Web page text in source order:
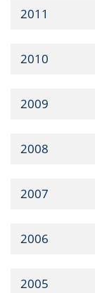
2011
2010
2009
2008
2007
2006
2005